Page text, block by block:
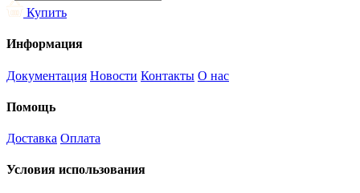
Купить
Информация
Документация Новости Контакты О нас
Помощь
Доставка Оплата
Условия использования